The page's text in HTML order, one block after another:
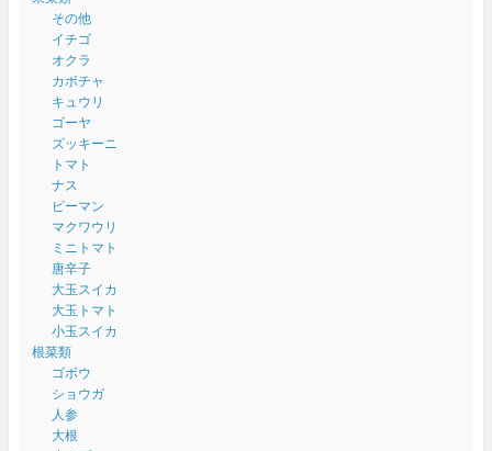
その他
イチゴ
オクラ
カボチャ
キュウリ
ゴーヤ
ズッキーニ
トマト
ナス
ピーマン
マクワウリ
ミニトマト
唐辛子
大玉スイカ
大玉トマト
小玉スイカ
根菜類
ゴボウ
ショウガ
人参
大根